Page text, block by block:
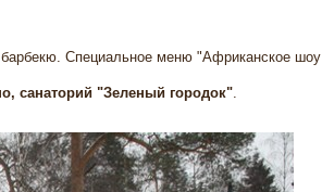
Специальное меню "Африканское шоу
санаторий "Зеленый городок".